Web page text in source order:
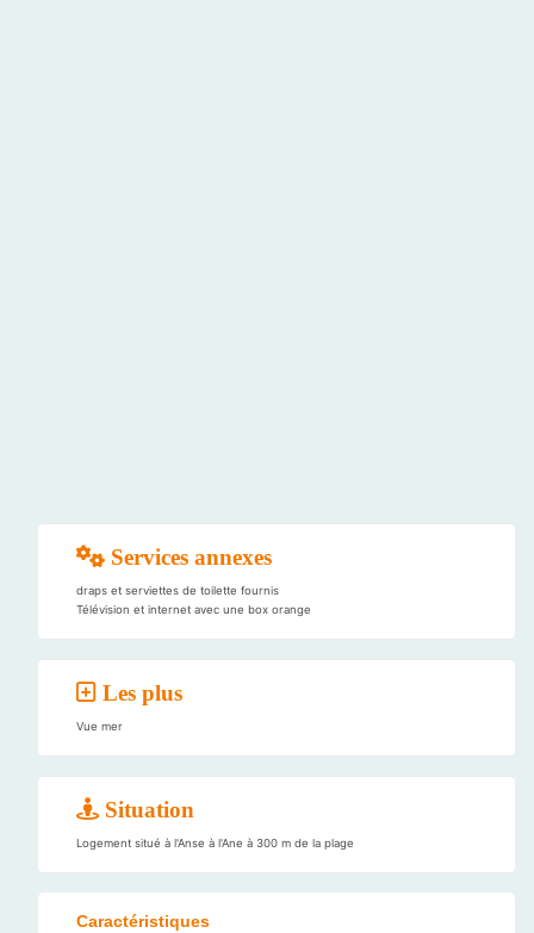
Services annexes
draps et serviettes de toilette fournis
Télévision et internet avec une box orange
Les plus
Vue mer
Situation
Logement situé à l'Anse à l'Ane à 300 m de la plage
Caractéristiques